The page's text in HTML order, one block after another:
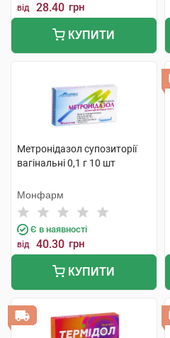
від 28.40 грн
КУПИТИ
Метронідазол супозиторії
вагінальні 0,1 г 10 шт
Монфарм
Є в наявності
від 40.30 грн
КУПИТИ